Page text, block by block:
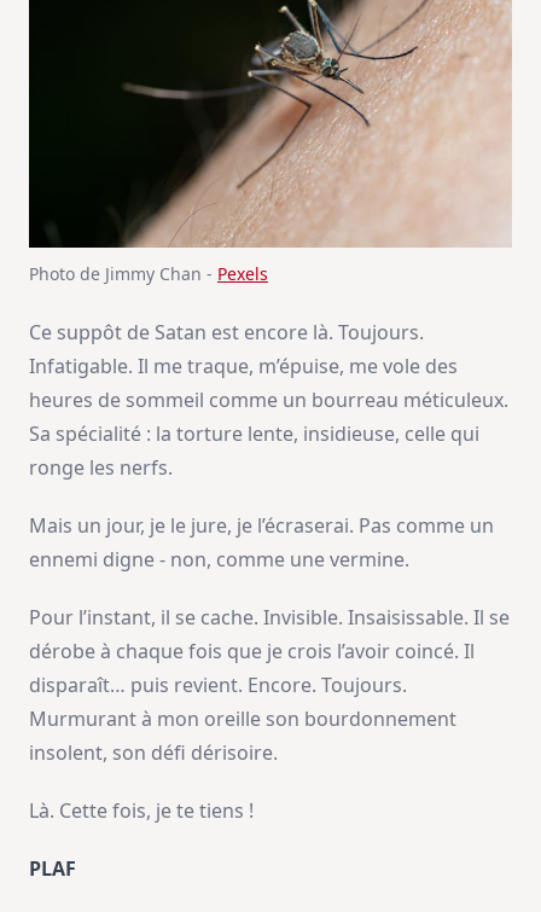
Photo de Jimmy Chan - Pexels
Ce suppôt de Satan est encore là. Toujours.
Infatigable. Il me traque, m’épuise, me vole des
heures de sommeil comme un bourreau méticuleux.
Sa spécialité : la torture lente, insidieuse, celle qui
ronge les nerfs.
Mais un jour, je le jure, je l’écraserai. Pas comme un
ennemi digne - non, comme une vermine.
Pour l’instant, il se cache. Invisible. Insaisissable. Il se
dérobe à chaque fois que je crois l’avoir coincé. Il
disparaît… puis revient. Encore. Toujours.
Murmurant à mon oreille son bourdonnement
insolent, son défi dérisoire.
Là. Cette fois, je te tiens !
PLAF